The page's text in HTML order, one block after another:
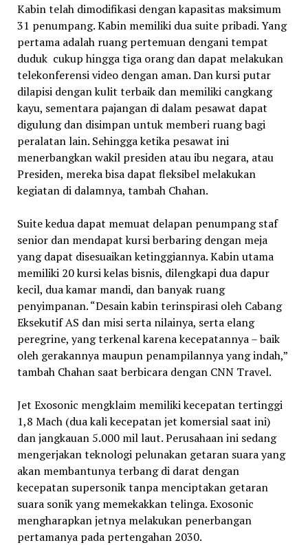
Kabin telah dimodifikasi dengan kapasitas maksimum
31 penumpang. Kabin memiliki dua suite pribadi. Yang
pertama adalah ruang pertemuan dengani tempat
duduk cukup hingga tiga orang dan dapat melakukan
telekonferensi video dengan aman. Dan kursi putar
dilapisi dengan kulit terbaik dan memiliki cangkang
kayu, sementara pajangan di dalam pesawat dapat
digulung dan disimpan untuk memberi ruang bagi
peralatan lain. Sehingga ketika pesawat ini
menerbangkan wakil presiden atau ibu negara, atau
Presiden, mereka bisa dapat fleksibel melakukan
kegiatan di dalamnya, tambah Chahan.
Suite kedua dapat memuat delapan penumpang staf
senior dan mendapat kursi berbaring dengan meja
yang dapat disesuaikan ketinggiannya. Kabin utama
memiliki 20 kursi kelas bisnis, dilengkapi dua dapur
kecil, dua kamar mandi, dan banyak ruang
penyimpanan. “Desain kabin terinspirasi oleh Cabang
Eksekutif AS dan misi serta nilainya, serta elang
peregrine, yang terkenal karena kecepatannya – baik
oleh gerakannya maupun penampilannya yang indah,”
tambah Chahan saat berbicara dengan CNN Travel.
Jet Exosonic mengklaim memiliki kecepatan tertinggi
1,8 Mach (dua kali kecepatan jet komersial saat ini)
dan jangkauan 5.000 mil laut. Perusahaan ini sedang
mengerjakan teknologi pelunakan getaran suara yang
akan membantunya terbang di darat dengan
kecepatan supersonik tanpa menciptakan getaran
suara sonik yang memekakkan telinga. Exosonic
mengharapkan jetnya melakukan penerbangan
pertamanya pada pertengahan 2030.